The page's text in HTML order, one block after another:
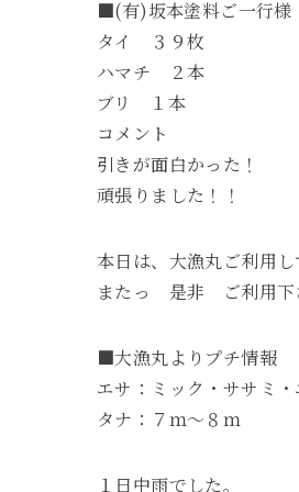
■(有)坂本塗料ご一行様
タイ ３９枚
ハマチ ２本
ブリ １本
コメント
引きが面白かった！
頑張りました！！
本日は、大漁丸ご利用
またっ 是非 ご利用下
■大漁丸よりプチ情報
エサ：ミック・ササミ
タナ：７ｍ～８ｍ
１日中雨でした。